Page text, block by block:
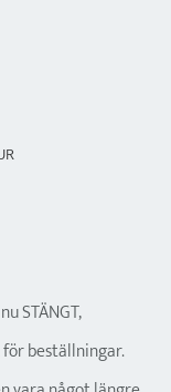
STÄNGT,
beställningar.